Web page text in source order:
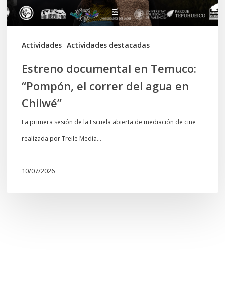
Actividades Actividades destacadas
del
agua
Estreno documental en Temuco:
“Pompón, el correr del agua en
Chilwé”
La primera sesión de la Escuela abierta de mediación de cine
realizada por Treile Media…
10/07/2026